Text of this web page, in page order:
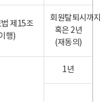
제15조
행)
회원탈퇴시까
혹은 2년
(재동의)
1년